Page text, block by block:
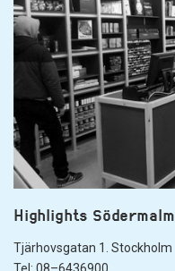
Highlights Södermalm
Tjärhovsgatan 1. Stockholm